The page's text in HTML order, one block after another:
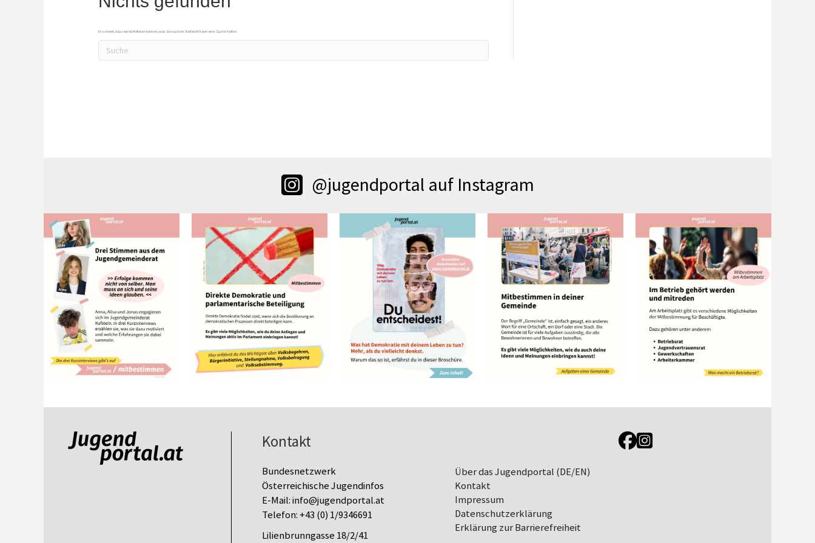
Es scheint, dass wir nicht finden können, was Sie suchen. Vielleicht kann eine Suche helfen.
@jugendportal auf Instagram
Kontakt
Bundesnetzwerk
Österreichische Jugendinfos
E-Mail:info@jugendportal.at
Telefon:+43 (0) 1/9346691
Lilienbrunngasse 18/2/41
Über das Jugendportal (DE/EN)
Kontakt
Impressum
Datenschutz­erklärung
Erklärung zur Barrierefreiheit
Link zur Jugendportal Facebookseite
Link zur Jugendportal Instagramseite